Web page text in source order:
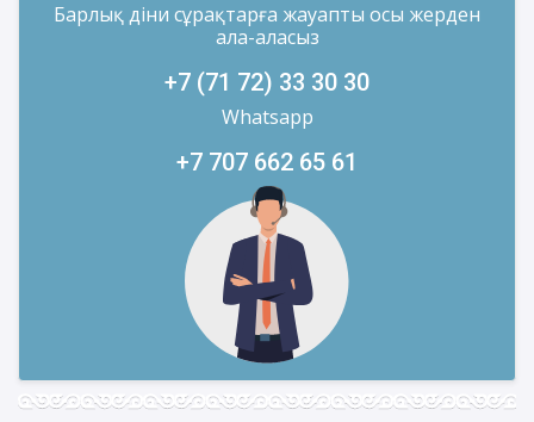
Барлық діни сұрақтарға жауапты осы жерден
ала-аласыз
+7 (71 72) 33 30 30
Whatsapp
+7 707 662 65 61